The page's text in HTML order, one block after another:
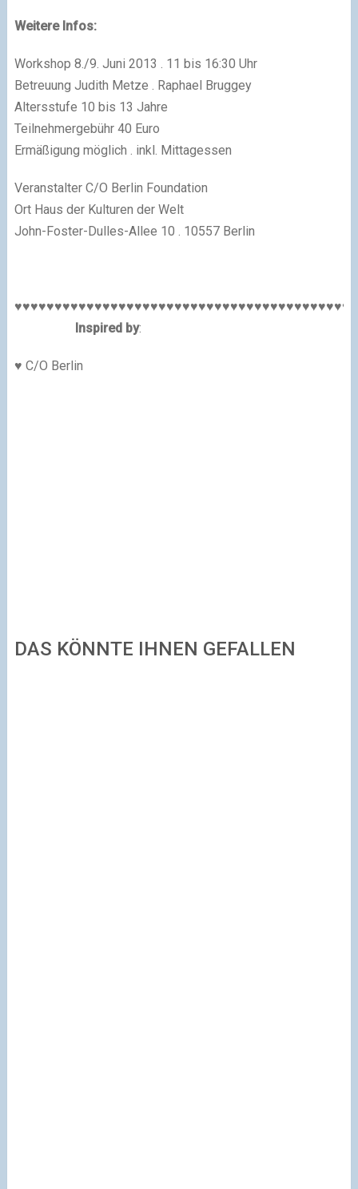
Weitere Infos:
Workshop 8./9. Juni 2013 . 11 bis 16:30 Uhr
Betreuung Judith Metze . Raphael Bruggey
Altersstufe 10 bis 13 Jahre
Teilnehmergebühr 40 Euro
Ermäßigung möglich . inkl. Mittagessen
Veranstalter C/O Berlin Foundation
Ort Haus der Kulturen der Welt
John-Foster-Dulles-Allee 10 . 10557 Berlin
Inspired by:
♥ C/O Berlin
DAS KÖNNTE IHNEN GEFALLEN